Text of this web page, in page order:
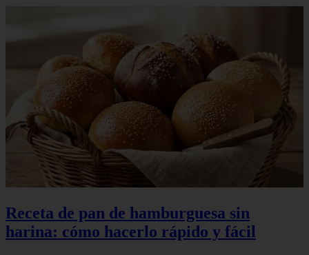
Receta de pan de hamburguesa sin
harina: cómo hacerlo rápido y fácil